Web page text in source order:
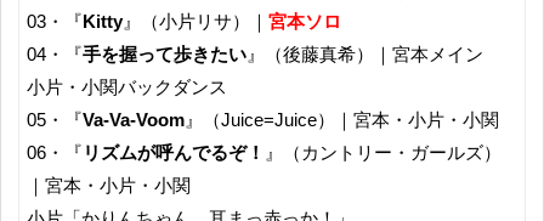
03・『Kitty』（小片リサ）｜ 宮本ソロ
04・『手を握って歩きたい 』（後藤真希）｜宮本メイン
小片・小関バックダンス
05・『Va-Va-Voom 』（Juice=Juice）｜宮本・小片・小関
06・『 リズムが呼んでるぞ！ 』（カントリー・ガールズ）
｜宮本・小片・小関